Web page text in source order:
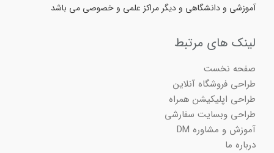
آموزشی و دانشگاهی و دیگر مراکز علمی و خصوصی می باشد
لینک های مرتبط
صفحه نخست
طراحی فروشگاه آنلاین
طراحی اپلیکیشن همراه
طراحی وبسایت سفارشی
آموزش و مشاوره DM
درباره ما